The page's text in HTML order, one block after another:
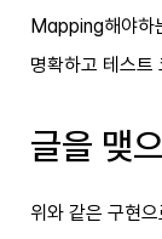
Mapping해야하
명확하고 테스트
글을 맺
위와 같은 구현